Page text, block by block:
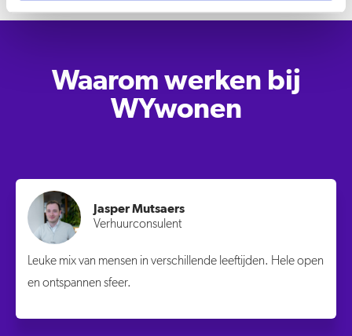
Waarom werken bij
WYwonen
Jasper Mutsaers
Verhuurconsulent
Leuke mix van mensen in verschillende leeftijden. Hele open
en ontspannen sfeer.